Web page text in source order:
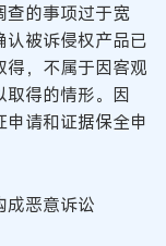
查的事项过于宽
认被诉侵权产品已
得，不属于因客观
取得的情形。因
请和证据保全申
成恶意诉讼